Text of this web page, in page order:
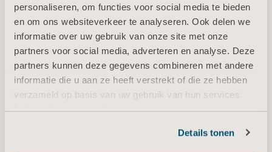
personaliseren, om functies voor social media te bieden
en om ons websiteverkeer te analyseren. Ook delen we
informatie over uw gebruik van onze site met onze
partners voor social media, adverteren en analyse. Deze
partners kunnen deze gegevens combineren met andere
informatie die u aan ze heeft verstrekt of die ze hebben
verzameld op basis van uw gebruik van hun services.
Details tonen
Read the report
2022.07.14
Interim Report January – June 2022 - Presentation